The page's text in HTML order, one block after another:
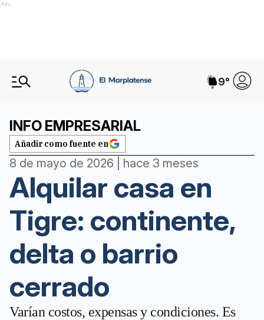
Ads
9°
INFO EMPRESARIAL
Añadir como fuente en
8 de mayo de 2026 | hace 3 meses
Alquilar casa en
Tigre: continente,
delta o barrio
cerrado
Varían costos, expensas y condiciones. Es